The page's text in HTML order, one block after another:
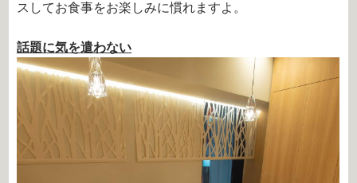
スしてお食事をお楽しみに慣れますよ。
話題に気を遣わない